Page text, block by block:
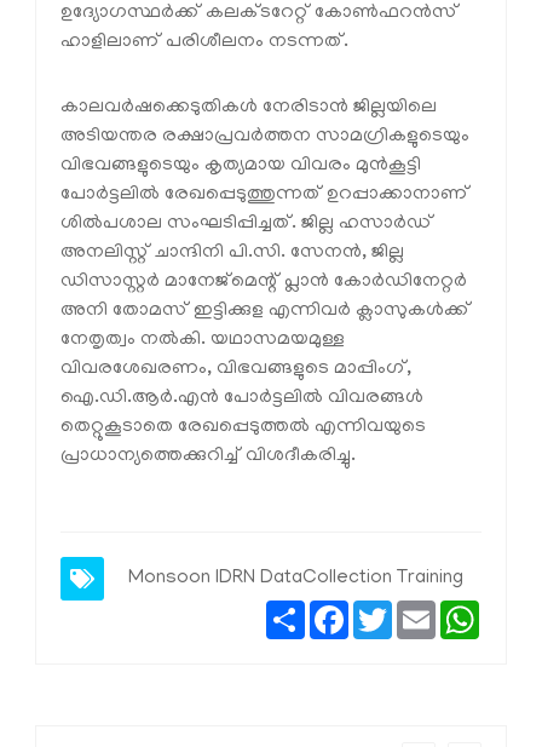
ഉദ്യോഗസ്ഥര്‍ക്ക് കലക്ടറേറ്റ് കോണ്‍ഫറന്‍സ്
ഹാളിലാണ് പരിശീലനം നടന്നത്.
കാലവര്‍ഷക്കെടുതികള്‍ നേരിടാന്‍ ജില്ലയിലെ
അടിയന്തര രക്ഷാപ്രവര്‍ത്തന സാമഗ്രികളുടെയും
വിഭവങ്ങളുടെയും കൃത്യമായ വിവരം മുന്‍കൂട്ടി
പോര്‍ട്ടലില്‍ രേഖപ്പെടുത്തുന്നത് ഉറപ്പാക്കാനാണ്
ശില്‍പശാല സംഘടിപ്പിച്ചത്. ജില്ല ഹസാര്‍ഡ്
അനലിസ്റ്റ് ചാന്ദിനി പി.സി. സേനന്‍, ജില്ല
ഡിസാസ്റ്റര്‍ മാനേജ്മെന്റ് പ്ലാന്‍ കോര്‍ഡിനേറ്റര്‍
അനി തോമസ് ഇട്ടിക്കുള എന്നിവര്‍ ക്ലാസുകള്‍ക്ക്
നേതൃത്വം നല്‍കി. യഥാസമയമുള്ള
വിവരശേഖരണം, വിഭവങ്ങളുടെ മാപ്പിംഗ്,
ഐ.ഡി.ആര്‍.എന്‍ പോര്‍ട്ടലില്‍ വിവരങ്ങള്‍
തെറ്റുകൂടാതെ രേഖപ്പെടുത്തല്‍ എന്നിവയുടെ
പ്രാധാന്യത്തെക്കുറിച്ച് വിശദീകരിച്ചു.
Monsoon IDRN DataCollection Training
ShareFacebook
TwitterEmail